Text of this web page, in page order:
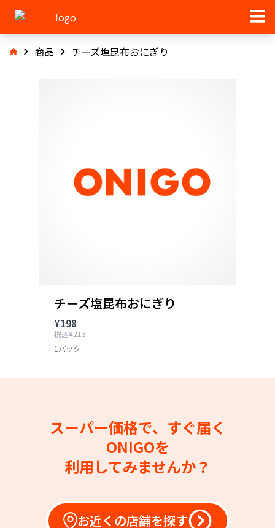
商品 チーズ塩昆布おにぎり
チーズ塩昆布おにぎり
¥198
税込¥213
1パック
スーパー価格で、すぐ届く
ONIGOを
利用してみませんか？
お近くの店舗を探す